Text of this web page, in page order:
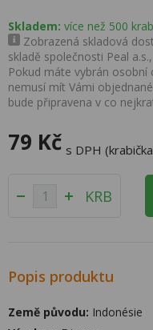
Skladem: více než 500
Zobrazená skladová
skladě společnosti Peal
Pokud máte vybrán
nemusí mít Vámi
bude připravena v co
79 Kč s DPH
KRB
Popis produktu
Země původu: Indonésie